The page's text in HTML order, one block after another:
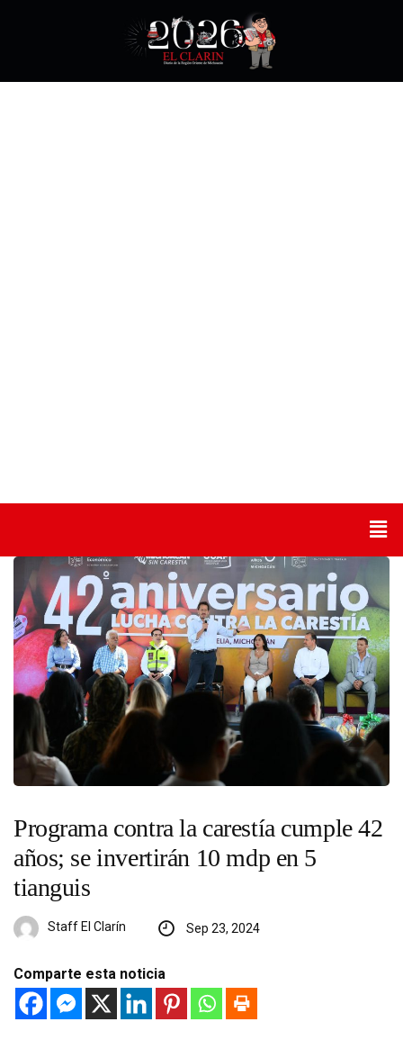
Programa contra la carestía cumple 42
años; se invertirán 10 mdp en 5
tianguis
Staff El Clarín Sep 23, 2024
Comparte esta noticia